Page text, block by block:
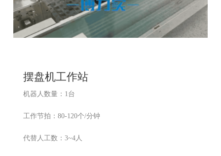
摆盘机工作站
机器人数量：1台
工作节拍：80-120个/分钟
代替人工数：3~4人